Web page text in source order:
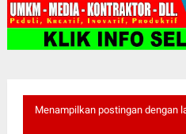
Menampilkan postingan dengan